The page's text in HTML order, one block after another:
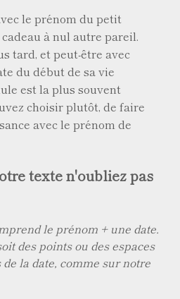
le prénom du petit
à nul autre pareil.
tard, et peut-être avec
du début de sa vie
est la plus souvent
choisir plutôt, de faire
avec le prénom de
texte n'oubliez pas
le prénom + une date.
des points ou des espaces
la date, comme sur notre